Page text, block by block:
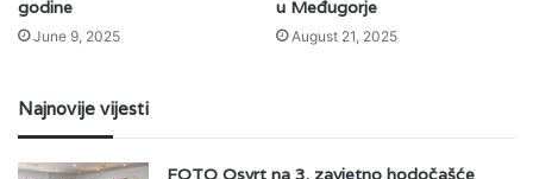
godine
June 9, 2025
u Međugorje
August 21, 2025
Najnovije vijesti
FOTO Osvrt na 3. zavjetno hodočašće